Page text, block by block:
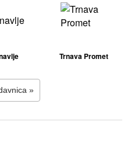
Trnava Promet
»